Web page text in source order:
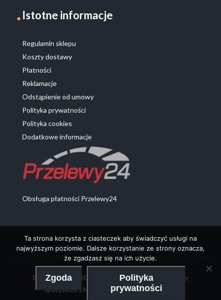
Ta strona korzysta z ciasteczek aby świadczyć usługi na
najwyższym poziomie. Dalsze korzystanie ze strony oznacza,
że zgadzasz się na ich użycie.
Zgoda
Polityka
prywatności
Istotne informacje
Regulamin sklepu
Koszty dostawy
Płatności
Reklamacje
Odstąpienie od umowy
Polityka prywatności
Polityka cookies
Dodatkowe informacje
Obsługa płatności Przelewy24
DeProdukty 2020 - Chemia z Niemiec oraz artykuły
spożywcze z Niemiec | Realizacja:MobileTry